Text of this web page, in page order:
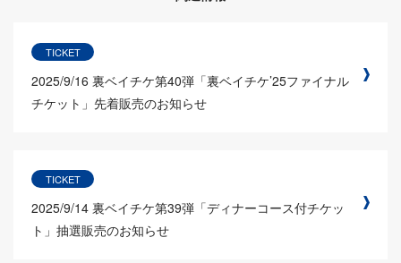
TICKET
2025/9/16 裏ベイチケ第40弾「裏ベイチケ’25ファイナル
チケット」先着販売のお知らせ
TICKET
2025/9/14 裏ベイチケ第39弾「ディナーコース付チケッ
ト」抽選販売のお知らせ